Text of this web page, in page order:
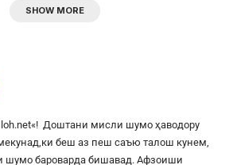
SHOW MORE
«! Доштани мисли шумо ҳаводору
беш аз пеш саъю талош кунем,
шумо бароварда бишавад. Афзоиши